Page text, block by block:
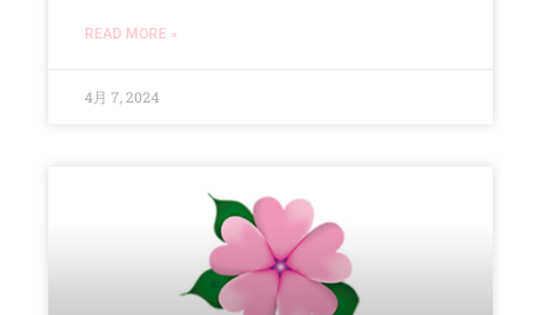
READ MORE »
4月 7, 2024